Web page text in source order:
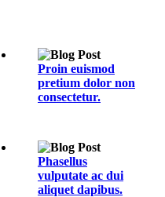
Proin euismod
pretium dolor non
consectetur.
Phasellus
vulputate ac dui
aliquet dapibus.